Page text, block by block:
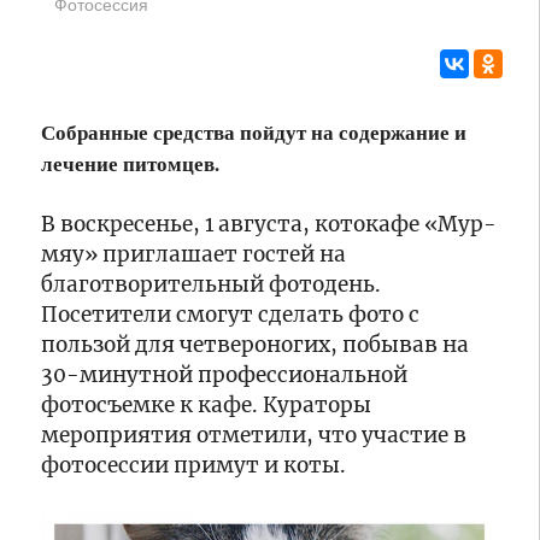
старт
велогонки
«Россия»,
которая
проходит
в
городах
«Золотого
кольца»
по
Тверской
области
развитие
кадетских
классов
12:50
В
с
грузовиком
в
Калязинском
округе
пострадали
пять
человек
11:21
Более
40
миллионов
рублей
с
господдержкой
привлек
малый
средний
10:54
В
Твери
пожарные
из
10:30
Фотосессия
Собранные средства пойдут на содержание и
лечение питомцев.
В воскресенье, 1 августа, котокафе «Мур-
мяу» приглашает гостей на
благотворительный фотодень.
Посетители смогут сделать фото с
пользой для четвероногих, побывав на
30-минутной профессиональной
фотосъемке к кафе. Кураторы
мероприятия отметили, что участие в
фотосессии примут и коты.